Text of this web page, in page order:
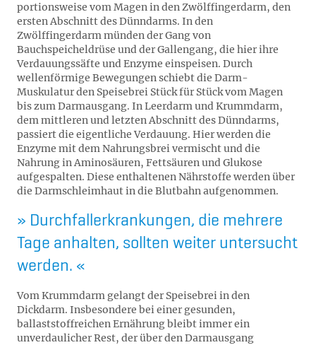
portionsweise vom Magen in den Zwölffingerdarm, den
ersten Abschnitt des Dünndarms. In den
Zwölffingerdarm münden der Gang von
Bauchspeicheldrüse und der Gallengang, die hier ihre
Verdauungssäfte und Enzyme einspeisen. Durch
wellenförmige Bewegungen schiebt die Darm-
Muskulatur den Speisebrei Stück für Stück vom Magen
bis zum Darmausgang. In Leerdarm und Krummdarm,
dem mittleren und letzten Abschnitt des Dünndarms,
passiert die eigentliche Verdauung. Hier werden die
Enzyme mit dem Nahrungsbrei vermischt und die
Nahrung in Aminosäuren, Fettsäuren und Glukose
aufgespalten. Diese enthaltenen Nährstoffe werden über
die Darmschleimhaut in die Blutbahn aufgenommen.
Durchfallerkrankungen, die mehrere
Tage anhalten, sollten weiter untersucht
werden.
Vom Krummdarm gelangt der Speisebrei in den
Dickdarm. Insbesondere bei einer gesunden,
ballaststoffreichen Ernährung bleibt immer ein
unverdaulicher Rest, der über den Darmausgang